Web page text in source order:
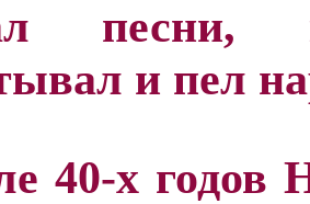
песни,
и пел
40-х годов